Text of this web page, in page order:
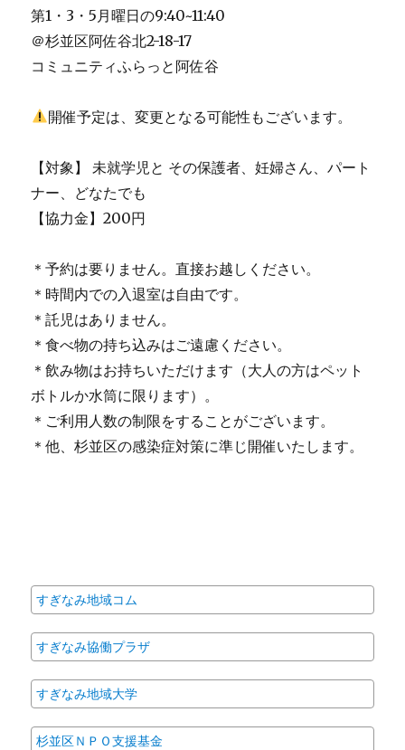
第1・3・5月曜日の9:40~11:40
＠杉並区阿佐谷北2-18-17
コミュニティふらっと阿佐谷
開催予定は、変更となる可能性もございます。
【対象】 未就学児と その保護者、妊婦さん、パート
ナー、どなたでも
【協力金】200円
＊予約は要りません。直接お越しください。
＊時間内での入退室は自由です。
＊託児はありません。
＊食べ物の持ち込みはご遠慮ください。
＊飲み物はお持ちいただけます（大人の方はペット
ボトルか水筒に限ります）。
＊ご利用人数の制限をすることがございます。
＊他、杉並区の感染症対策に準じ開催いたします。
すぎなみ地域コム
すぎなみ協働プラザ
すぎなみ地域大学
杉並区ＮＰＯ支援基金